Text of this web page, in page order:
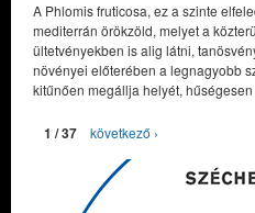
A Phlomis fruticosa, ez a szinte
mediterrán örökzöld, melyet a
ültetvényekben is alig látni,
növényei előterében a legnagyobb
kitűnően megállja helyét,
1 / 37 következő ›